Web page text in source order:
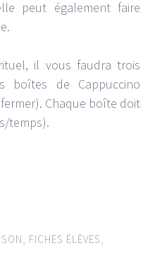
peut également faire
il vous faudra trois
boîtes de Cappuccino
Chaque boîte doit
temps).
, FICHES ÉLÈVES,